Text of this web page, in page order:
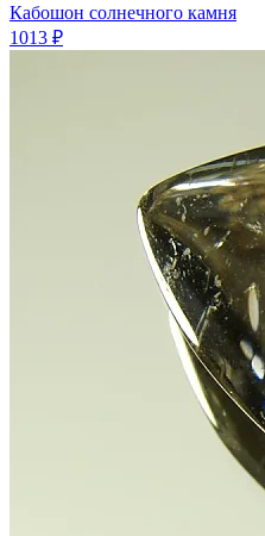
Кабошон солнечного камня
1013 ₽